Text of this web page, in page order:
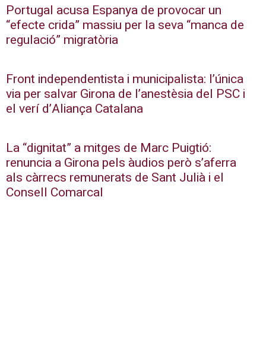
Portugal acusa Espanya de provocar un
“efecte crida” massiu per la seva “manca de
regulació” migratòria
Front independentista i municipalista: l’única
via per salvar Girona de l’anestèsia del PSC i
el verí d’Aliança Catalana
La “dignitat” a mitges de Marc Puigtió:
renuncia a Girona pels àudios però s’aferra
als càrrecs remunerats de Sant Julià i el
Consell Comarcal